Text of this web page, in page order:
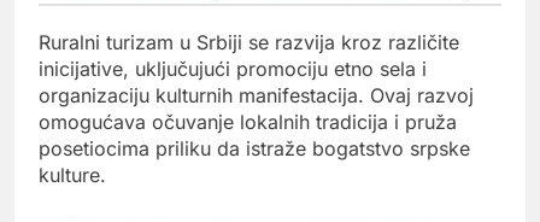
Ruralni turizam u Srbiji se razvija kroz različite
inicijative, uključujući promociju etno sela i
organizaciju kulturnih manifestacija. Ovaj razvoj
omogućava očuvanje lokalnih tradicija i pruža
posetiocima priliku da istraže bogatstvo srpske
kulture.